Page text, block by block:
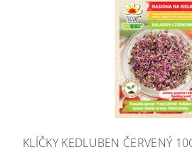
KLÍČKY KEDLUBEN ČERVENÝ